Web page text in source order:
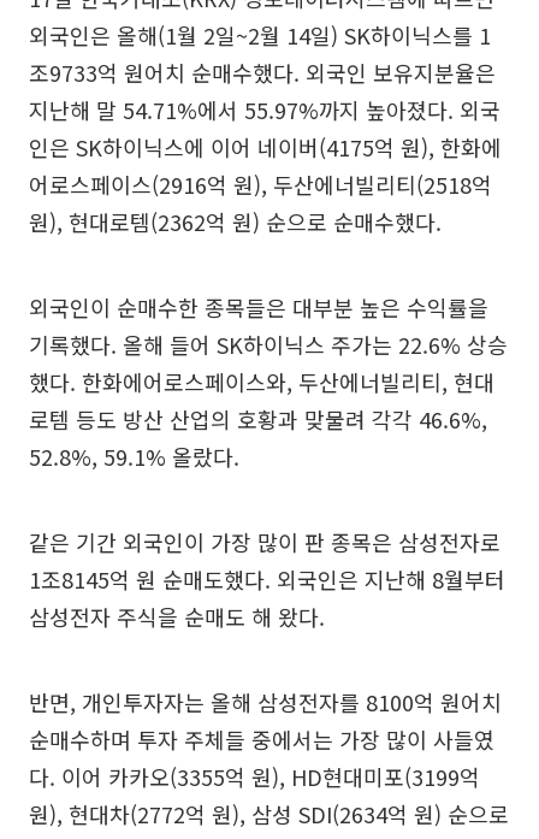
외국인은 올해(1월 2일~2월 14일) SK하이닉스를 1
조9733억 원어치 순매수했다. 외국인 보유지분율은
지난해 말 54.71%에서 55.97%까지 높아졌다. 외국
인은 SK하이닉스에 이어 네이버(4175억 원), 한화에
어로스페이스(2916억 원), 두산에너빌리티(2518억
원), 현대로템(2362억 원) 순으로 순매수했다.
외국인이 순매수한 종목들은 대부분 높은 수익률을
기록했다. 올해 들어 SK하이닉스 주가는 22.6% 상승
했다. 한화에어로스페이스와, 두산에너빌리티, 현대
로템 등도 방산 산업의 호황과 맞물려 각각 46.6%,
52.8%, 59.1% 올랐다.
같은 기간 외국인이 가장 많이 판 종목은 삼성전자로
1조8145억 원 순매도했다. 외국인은 지난해 8월부터
삼성전자 주식을 순매도 해 왔다.
반면, 개인투자자는 올해 삼성전자를 8100억 원어치
순매수하며 투자 주체들 중에서는 가장 많이 사들였
다. 이어 카카오(3355억 원), HD현대미포(3199억
원), 현대차(2772억 원), 삼성 SDI(2634억 원) 순으로